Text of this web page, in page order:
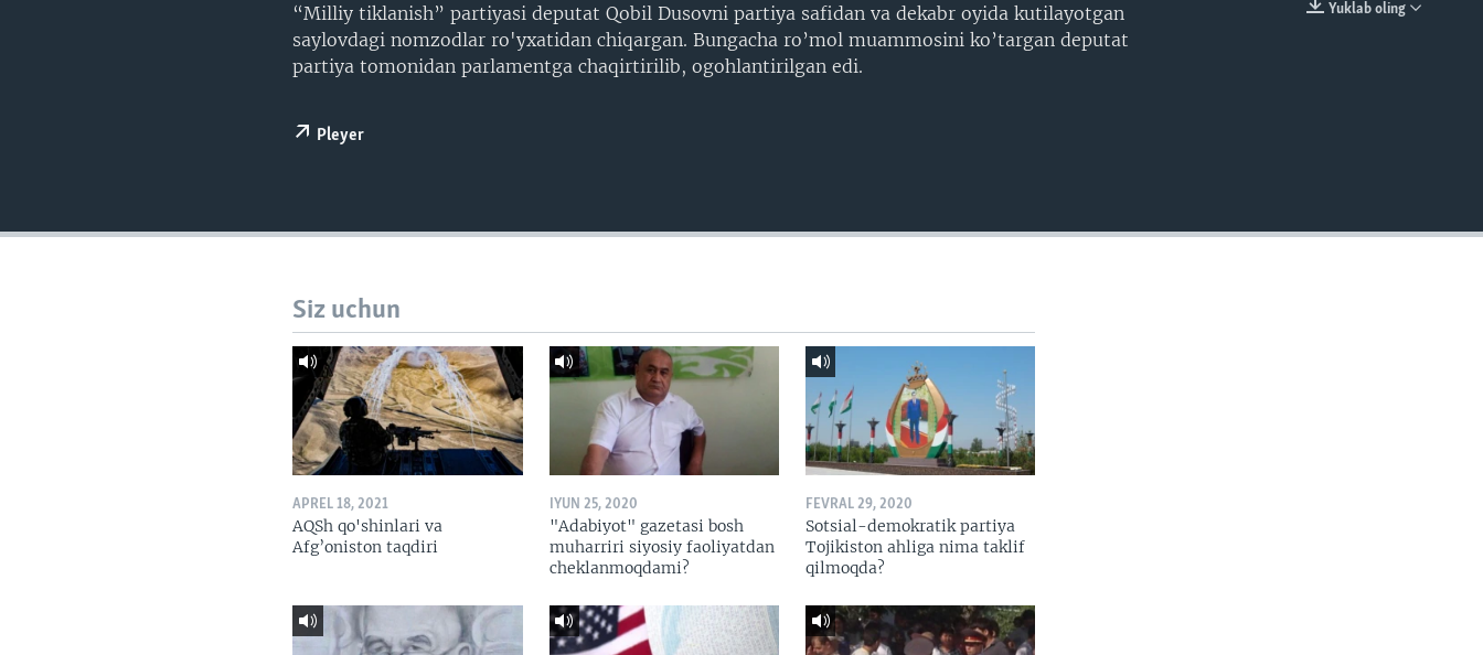
Yuklab oling
“Milliy tiklanish” partiyasi deputat Qobil Dusovni partiya safidan va dekabr oyida kutilayotgan
saylovdagi nomzodlar ro'yxatidan chiqargan. Bungacha ro’mol muammosini ko’targan deputat
partiya tomonidan parlamentga chaqirtirilib, ogohlantirilgan edi.
Pleyer
Siz uchun
APREL 18, 2021
AQSh qo'shinlari va
Afg’oniston taqdiri
IYUN 25, 2020
"Adabiyot" gazetasi bosh
muharriri siyosiy faoliyatdan
cheklanmoqdami?
FEVRAL 29, 2020
Sotsial-demokratik partiya
Tojikiston ahliga nima taklif
qilmoqda?